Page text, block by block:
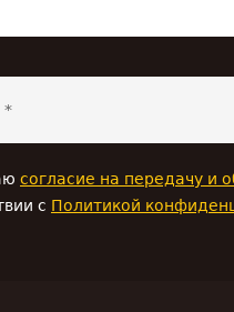
согласие на передачу и
с Политикой